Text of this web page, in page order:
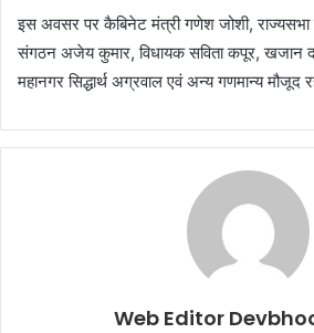
इस अवसर पर कैबिनेट मंत्री गणेश जोशी,
संगठन अजेय कुमार, विधायक सविता कपूर, खजान
महानगर सिद्धार्थ अग्रवाल एवं अन्य गणमान्य मौजूद
Web Editor